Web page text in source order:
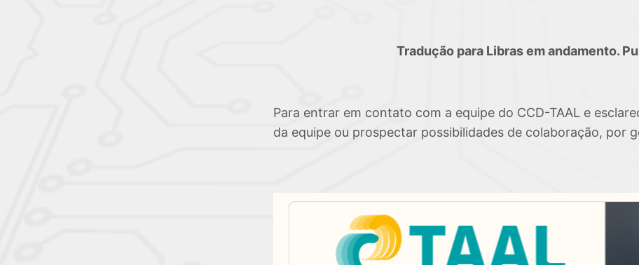
Tradução para Libras em andamento.
Para entrar em contato com a equipe do CCD-TAAL e
da equipe ou prospectar possibilidades de colaboração, por